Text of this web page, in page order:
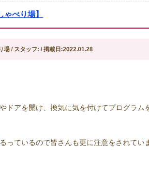
べり場】
場 / スタッフ: / 掲載日:2022.01.28
ドアを開け、換気に気を付けてプログラム
っているので皆さんも更に注意をされてい